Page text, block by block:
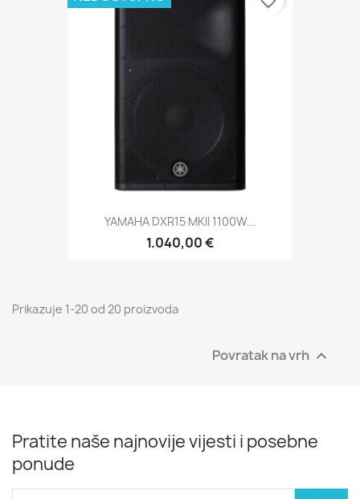
YAMAHA DXR15 MKII 1100W...
1.040,00 €
Prikazuje 1-20 od 20 proizvoda
Povratak na vrh 
Pratite naše najnovije vijesti i posebne
ponude